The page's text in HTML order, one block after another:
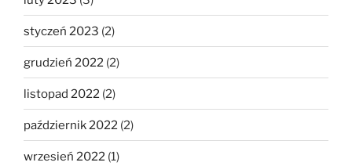
styczeń 2023 (2)
grudzień 2022 (2)
listopad 2022 (2)
październik 2022 (2)
wrzesień 2022 (1)